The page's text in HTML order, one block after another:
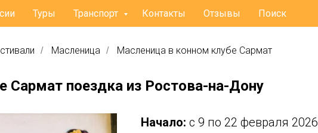
Туры Транспорт Контакты Отзывы Поиск
/ Масленица / Масленица в конном клубе Сармат
Сармат поездка из Ростова-на-Дону
Начало: с 9 по 22 февраля 2026